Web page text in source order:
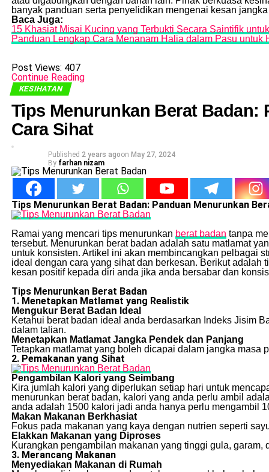
banyak panduan serta penyelidikan mengenai kesan
Baca Juga:
15 Khasiat Misai Kucing yang Terbukti Secara Saintifik
Panduan Lengkap Cara Menanam Halia dalam Pasu untuk
Post Views: 407
Continue Reading
KESIHATAN
Tips Menurunkan Berat Badan:
Cara Sihat
Published 2 years agoon May 27, 2024
By farhan nizam
Tips Menurunkan Berat Badan: Panduan Menurunkan
Ramai yang mencari tips menurunkan berat badan tanpa
tersebut. Menurunkan berat badan adalah satu matlamat
untuk konsisten. Artikel ini akan membincangkan pelbagai
ideal dengan cara yang sihat dan berkesan. Berikut
kesan positif kepada diri anda jika anda bersabar dan
Tips Menurunkan Berat Badan
1. Menetapkan Matlamat yang Realistik
Mengukur Berat Badan Ideal
Ketahui berat badan ideal anda berdasarkan Indeks Jisim
dalam talian.
Menetapkan Matlamat Jangka Pendek dan Panjang
Tetapkan matlamat yang boleh dicapai dalam jangka masa
2. Pemakanan yang Sihat
Pengambilan Kalori yang Seimbang
Kira jumlah kalori yang diperlukan setiap hari untuk
menurunkan berat badan, kalori yang anda perlu ambil
anda adalah 1500 kalori jadi anda hanya perlu mengambil
Makan Makanan Berkhasiat
Fokus pada makanan yang kaya dengan nutrien seperti
Elakkan Makanan yang Diproses
Kurangkan pengambilan makanan yang tinggi gula,
3. Merancang Makanan
Menyediakan Makanan di Rumah